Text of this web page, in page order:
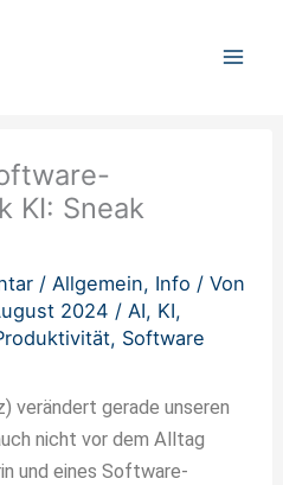
KI: Sneak
/Allgemein, Info / Von
2024 /AI, KI,
, Software
verändert gerade unseren
nicht vor dem Alltag
und eines Software-